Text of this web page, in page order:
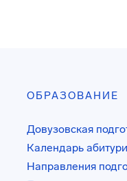
ОБРАЗОВАНИЕ
Довузовская
Календарь
Направления